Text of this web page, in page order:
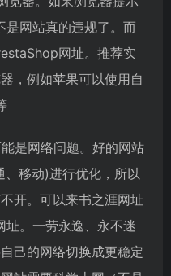
网站真的违规了。而
网址。推荐实
，例如苹果可以使用自
是网络问题。好的网站
移动)进行优化，所以
开。可以来书之涯网址
。一劳永逸、永不迷
己的网络切换成更稳定